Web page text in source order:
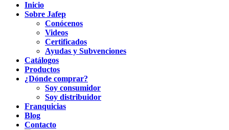
Inicio
Sobre Jafep
Conócenos
Videos
Certificados
Ayudas y Subvenciones
Catálogos
Productos
¿Dónde comprar?
Soy consumidor
Soy distribuidor
Franquicias
Blog
Contacto